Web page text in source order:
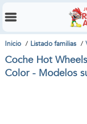
Inicio Listado familias
Coche Hot
Color - Modelos